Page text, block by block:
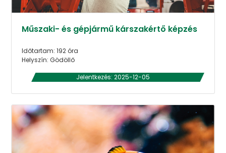
Műszaki- és gépjármű kárszakértő képzés
Időtartam: 192 óra
Helyszín: Gödöllő
Jelentkezés: 2025-12-05